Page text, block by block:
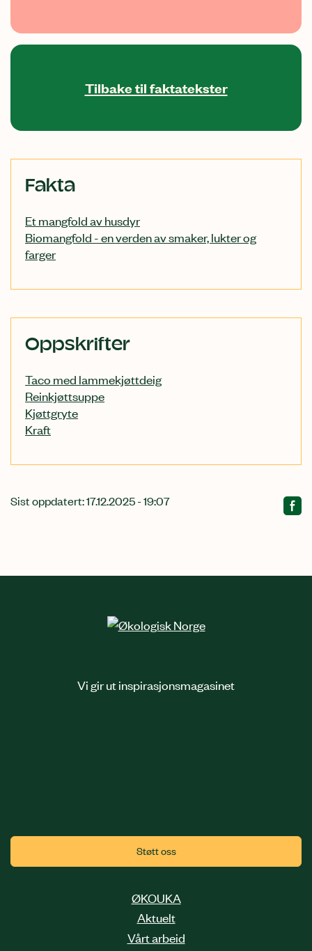
Tilbake til faktatekster
innhold
Fakta
Et mangfold av husdyr
Biomangfold - en verden av smaker, lukter og
farger
Oppskrifter
Taco med lammekjøttdeig
Reinkjøttsuppe
Kjøttgryte
Kraft
Sist oppdatert: 17.12.2025 - 19:07
Vi gir ut inspirasjonsmagasinet
Støtt oss
ØKOUKA
Aktuelt
Vårt arbeid